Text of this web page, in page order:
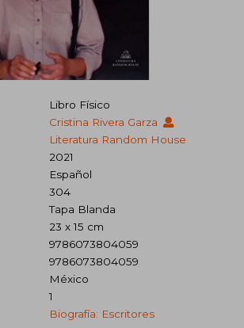
Libro Físico
Cristina Rivera Garza
Literatura Random House
2021
Español
304
Tapa Blanda
23 x 15 cm
9786073804059
9786073804059
México
1
Biografía: Escritores